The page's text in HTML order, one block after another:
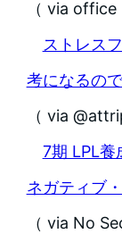
（ via office
ストレス
考になるの
（ via
7期 LPL養
ネガティブ
（ via No